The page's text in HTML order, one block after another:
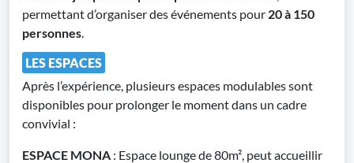
permettant d’organiser des événements pour 20 à 150
personnes.
LES ESPACES
Après l’expérience, plusieurs espaces modulables sont
disponibles pour prolonger le moment dans un cadre
convivial :
ESPACE MONA : Espace lounge de 80m², peut accueillir